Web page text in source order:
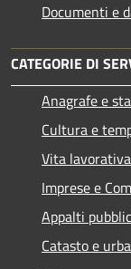
Documenti e
CATEGORIE DI
Anagrafe e
Cultura e
Vita lavorativa
Imprese e
Appalti
Catasto e